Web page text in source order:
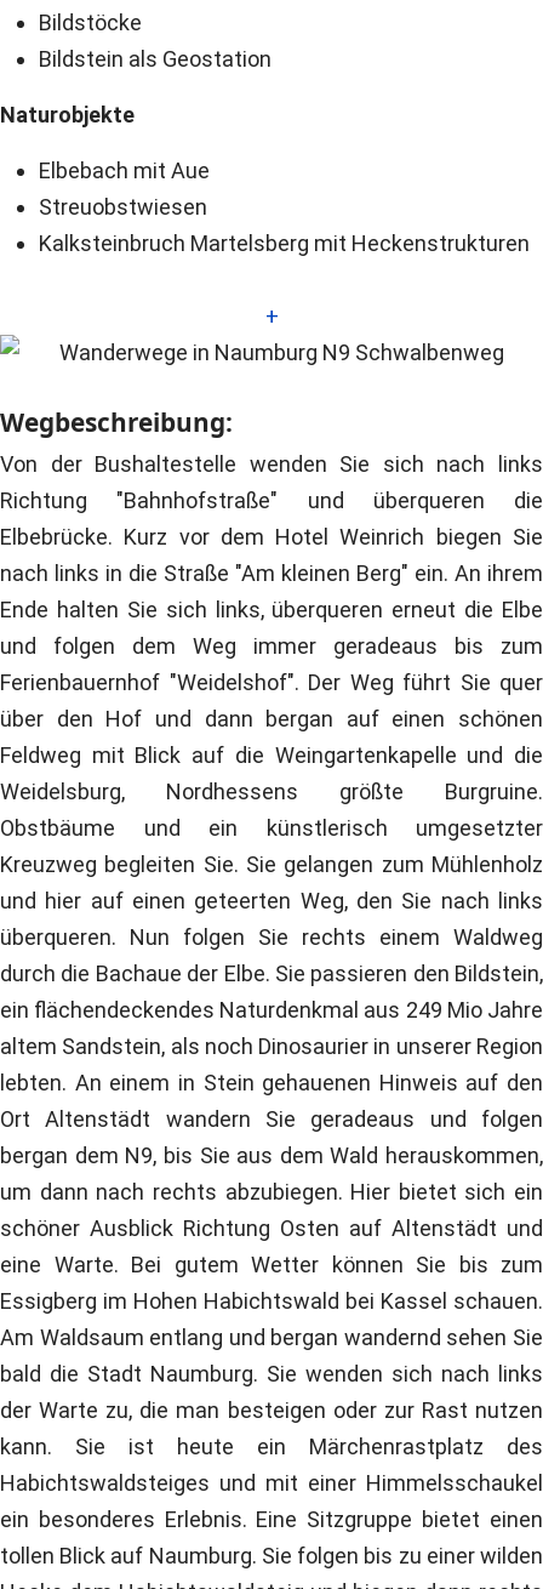
Bildstöcke
Bildstein als Geostation
Naturobjekte
Elbebach mit Aue
Streuobstwiesen
Kalksteinbruch Martelsberg mit Heckenstrukturen
+
Wegbeschreibung:
Von der Bushaltestelle wenden Sie sich nach links
Richtung "Bahnhofstraße" und überqueren die
Elbebrücke. Kurz vor dem Hotel Weinrich biegen Sie
nach links in die Straße "Am kleinen Berg" ein. An ihrem
Ende halten Sie sich links, überqueren erneut die Elbe
und folgen dem Weg immer geradeaus bis zum
Ferienbauernhof "Weidelshof". Der Weg führt Sie quer
über den Hof und dann bergan auf einen schönen
Feldweg mit Blick auf die Weingartenkapelle und die
Weidelsburg, Nordhessens größte Burgruine.
Obstbäume und ein künstlerisch umgesetzter
Kreuzweg begleiten Sie. Sie gelangen zum Mühlenholz
und hier auf einen geteerten Weg, den Sie nach links
überqueren. Nun folgen Sie rechts einem Waldweg
durch die Bachaue der Elbe. Sie passieren den Bildstein,
ein flächendeckendes Naturdenkmal aus 249 Mio Jahre
altem Sandstein, als noch Dinosaurier in unserer Region
lebten. An einem in Stein gehauenen Hinweis auf den
Ort Altenstädt wandern Sie geradeaus und folgen
bergan dem N9, bis Sie aus dem Wald herauskommen,
um dann nach rechts abzubiegen. Hier bietet sich ein
schöner Ausblick Richtung Osten auf Altenstädt und
eine Warte. Bei gutem Wetter können Sie bis zum
Essigberg im Hohen Habichtswald bei Kassel schauen.
Am Waldsaum entlang und bergan wandernd sehen Sie
bald die Stadt Naumburg. Sie wenden sich nach links
der Warte zu, die man besteigen oder zur Rast nutzen
kann. Sie ist heute ein Märchenrastplatz des
Habichtswaldsteiges und mit einer Himmelsschaukel
ein besonderes Erlebnis. Eine Sitzgruppe bietet einen
tollen Blick auf Naumburg. Sie folgen bis zu einer wilden